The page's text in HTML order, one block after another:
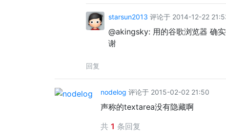
starsun2013 评论于 2014-12-22
@akingsky: 用的谷歌浏览器 确
谢
回复
nodelog 评论于 2015-02-02 21:50
声称的textarea没有隐藏啊
共 1 条回复